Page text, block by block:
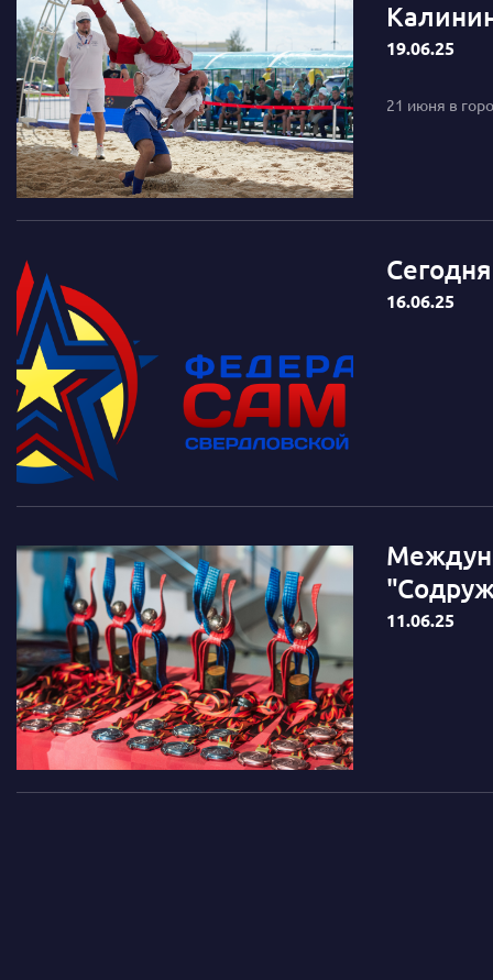
19.06.25
21 июня в
16.06.25
11.06.25